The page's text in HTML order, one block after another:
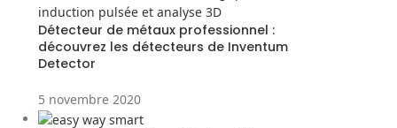
Détecteur de métaux professionnel :
découvrez les détecteurs de Inventum
Detector
5 novembre 2020